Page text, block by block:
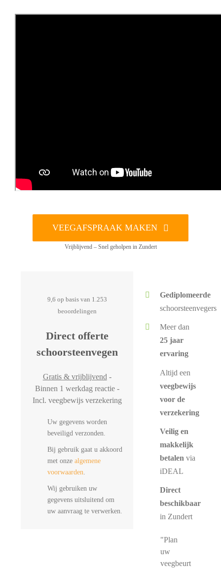
VEEGAFSPRAAK MAKEN
Vrijblijvend – Snel geholpen in Zundert
9,6 op basis van 1.253
beoordelingen
Direct offerte
schoorsteenvegen
Gratis & vrijblijvend -
Binnen 1 werkdag reactie -
Incl. veegbewijs verzekering
Uw gegevens worden
beveiligd verzonden.
Bij gebruik gaat u akkoord
met onze algemene
voorwaarden.
Wij gebruiken uw
gegevens uitsluitend om
uw aanvraag te verwerken.
Gediplomeerde
schoorsteenvegers
Meer dan
25 jaar
ervaring
Altijd een
veegbewijs
voor de
verzekering
Veilig en
makkelijk
betalen via
iDEAL
Direct
beschikbaar
in Zundert
"Plan
uw
veegbeurt